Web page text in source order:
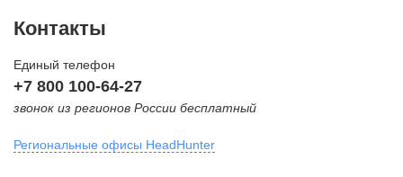
Контакты
Единый телефон
+7 800 100-64-27
звонок из регионов России бесплатный
Региональные офисы HeadHunter